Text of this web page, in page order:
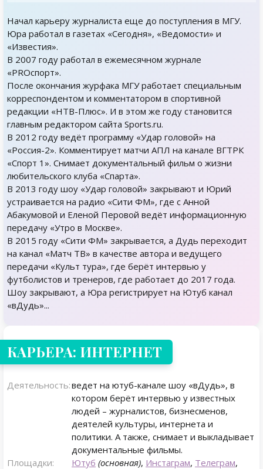
Начал карьеру журналиста еще до поступления в МГУ.
Юра работал в газетах «Сегодня», «Ведомости» и
«Известия».
В 2007 году работал в ежемесячном журнале
«PROспорт».
После окончания журфака МГУ работает специальным
корреспондентом и комментатором в спортивной
редакции «НТВ-Плюс». И в этом же году становится
главным редактором сайта Sports.ru.
В 2012 году ведёт программу «Удар головой» на
«Россия-2». Комментирует матчи АПЛ на канале ВГТРК
«Спорт 1». Снимает документальный фильм о жизни
любительского клуба «Спарта».
В 2013 году шоу «Удар головой» закрывают и Юрий
устраивается на радио «Сити ФМ», где с Анной
Абакумовой и Еленой Перовой ведёт информационную
передачу «Утро в Москве».
В 2015 году «Сити ФМ» закрывается, а Дудь переходит
на канал «Матч ТВ» в качестве автора и ведущего
передачи «Культ тура», где берёт интервью у
футболистов и тренеров, где работает до 2017 года.
Шоу закрывают, а Юра регистрирует на Ютуб канал
«вДудь»...
КАРЬЕРА: ИНТЕРНЕТ
Деятельность:ведет на ютуб-канале шоу «вДудь», в
котором берёт интервью у известных
людей – журналистов, бизнесменов,
деятелей культуры, интернета и
политики. А также, снимает и выкладывает
документальные фильмы.
Площадки:
Ютуб (основная), Инстаграм, Телеграм,